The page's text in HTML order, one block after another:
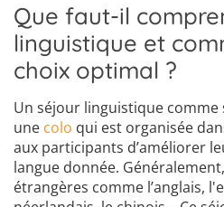
Que faut-il
linguistique et
choix optimal ?
Un séjour linguistique comme
une colo qui est organisée
aux participants d’améliorer
langue donnée.
étrangères comme l’anglais,